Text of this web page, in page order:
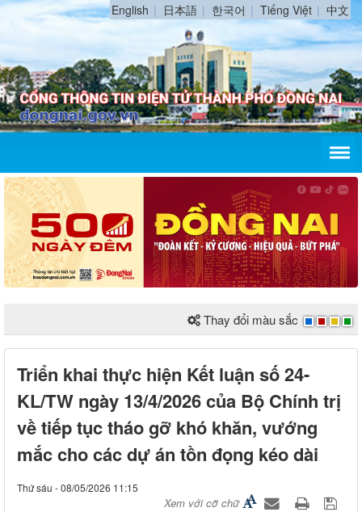
English 日本語 한국어 Tiếng Việt 中文
Thay đổi màu sắc
Triển khai thực hiện Kết luận số 24-
KL/TW ngày 13/4/2026 của Bộ Chính trị
về tiếp tục tháo gỡ khó khăn, vướng
mắc cho các dự án tồn đọng kéo dài
Thứ sáu - 08/05/2026 11:15
Xem với cỡ chữ